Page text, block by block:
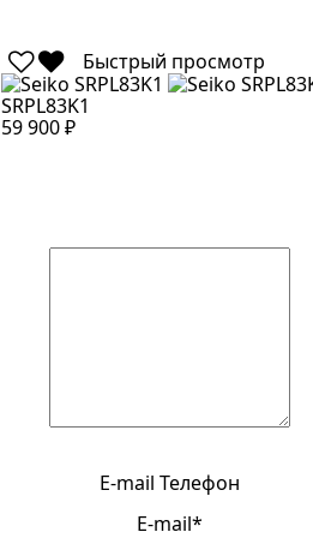
Быстрый просмотр
SRPL83K1
59 900 ₽
E-mail Телефон
E-mail*